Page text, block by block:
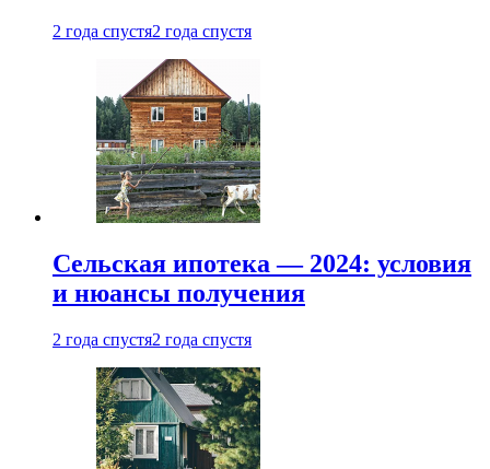
2 года спустя2 года спустя
Сельская ипотека — 2024: условия
и нюансы получения
2 года спустя2 года спустя